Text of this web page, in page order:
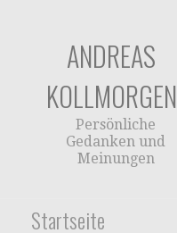
ANDREAS
KOLLMORGEN
Persönliche
Gedanken und
Meinungen
Startseite